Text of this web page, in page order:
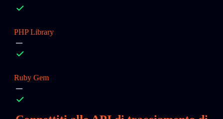
PHP Library
Ruby Gem